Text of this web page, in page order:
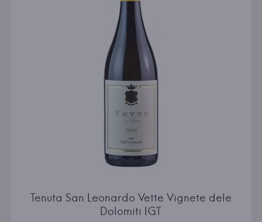
Tenuta San Leonardo Vette Vignete dele
Dolomiti IGT